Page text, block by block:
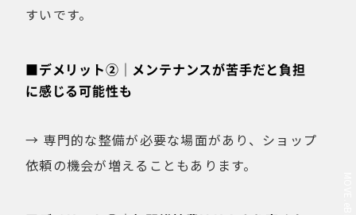
すいです。
■デメリット②｜メンテナンスが苦手だと負担
に感じる可能性も
→ 専門的な整備が必要な場面があり、ショップ
依頼の機会が増えることもあります。